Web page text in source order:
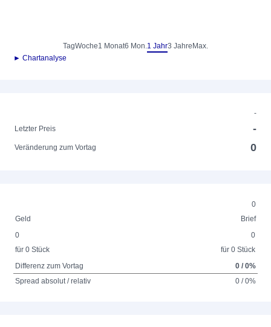
TagWoche1 Monat6 Mon.1 Jahr3 Jahre Max.
► Chartanalyse
-
Letzter Preis
-
Veränderung zum Vortag 0
0
Geld
Brief
0
für 0 Stück
0
für 0 Stück
Differenz zum Vortag
0 / 0%
Spread absolut / relativ
0 / 0%